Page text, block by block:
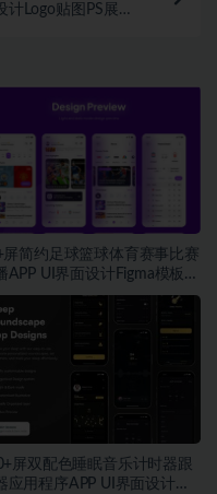
计Logo贴图PS展
屏简约足球篮球体育赛事比赛
APP UI界面设计Figma模板套
屏双配色睡眠音乐计时器跟
应用程序APP UI界面设计